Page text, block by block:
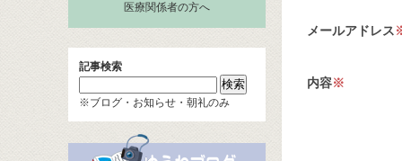
メールアドレス
内容※
医療関係者の方へ
記事検索
※ブログ・お知らせ・朝礼のみ